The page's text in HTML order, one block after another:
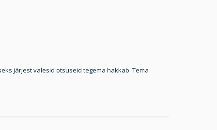
järjest valesid otsuseid tegema hakkab. Tema